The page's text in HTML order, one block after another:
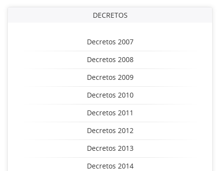
DECRETOS
Decretos 2007
Decretos 2008
Decretos 2009
Decretos 2010
Decretos 2011
Decretos 2012
Decretos 2013
Decretos 2014